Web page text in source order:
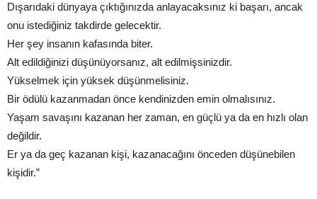
Dışarıdaki dünyaya çıktığınızda anlayacaksınız ki başarı, ancak
onu istediğiniz takdirde gelecektir.
Her şey insanın kafasında biter.
Alt edildiğinizi düşünüyorsanız, alt edilmişsinizdir.
Yükselmek için yüksek düşünmelisiniz.
Bir ödülü kazanmadan önce kendinizden emin olmalısınız.
Yaşam savaşını kazanan her zaman, en güçlü ya da en hızlı olan
değildir.
Er ya da geç kazanan kişi, kazanacağını önceden düşünebilen
kişidir.”